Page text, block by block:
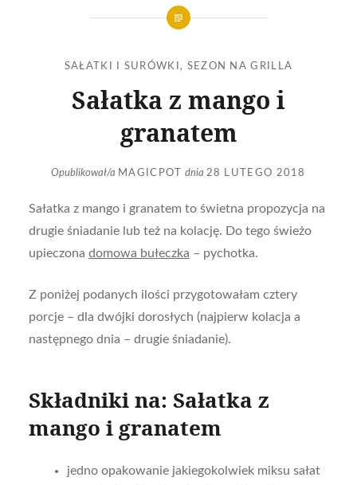
SAŁATKI I SURÓWKI , SEZON NA GRILLA
Sałatka z mango i
granatem
Opublikował/a MAGICPOT dnia 28 LUTEGO 2018
Sałatka z mango i granatem to świetna propozycja na
drugie śniadanie lub też na kolację. Do tego świeżo
upieczona domowa bułeczka – pychotka.
Z poniżej podanych ilości przygotowałam cztery
porcje – dla dwójki dorosłych (najpierw kolacja a
następnego dnia – drugie śniadanie).
Składniki na: Sałatka z
mango i granatem
jedno opakowanie jakiegokolwiek miksu sałat